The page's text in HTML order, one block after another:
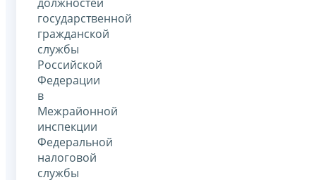
государственной
гражданской
службы
Российской
Федерации
в
Межрайонной
инспекции
Федеральной
налоговой
службы